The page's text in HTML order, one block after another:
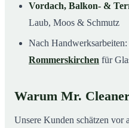
Vordach, Balkon- &
Laub, Moos & Schmutz
Nach Handwerksarbeiten:
Rommerskirchen für
Warum Mr.
Unsere Kunden schätzen vor